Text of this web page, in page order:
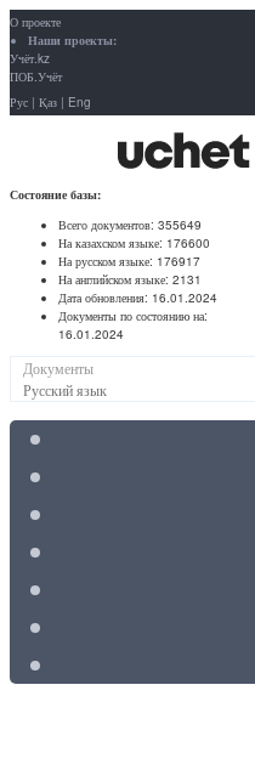
О проекте
Наши проекты:
Учёт.kz
ПОБ.Учёт
Рус | Қаз | Eng
Состояние базы:
Всего документов: 355649
На казахском языке: 176600
На русском языке: 176917
На английском языке: 2131
Дата обновления: 16.01.2024
Документы по состоянию на:
16.01.2024
Документы
Русский язык